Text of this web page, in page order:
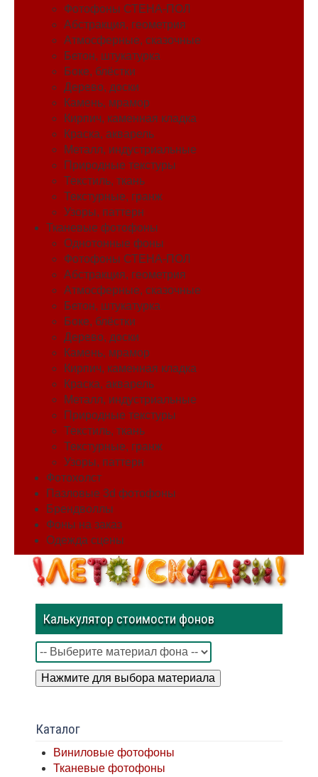
Фотофоны СТЕНА-ПОЛ
Абстракция, геометрия
Атмосферные, сказочные
Бетон, штукатурка
Боке, блёстки
Дерево, доски
Камень, мрамор
Кирпич, каменная кладка
Краска, акварель
Металл, индустриальные
Природные текстуры
Текстиль, ткань
Текстурные, гранж
Узоры, паттерн
Тканевые фотофоны
Однотонные фоны
Фотофоны СТЕНА-ПОЛ
Абстракция, геометрия
Атмосферные, сказочные
Бетон, штукатурка
Боке, блёстки
Дерево, доски
Камень, мрамор
Кирпич, каменная кладка
Краска, акварель
Металл, индустриальные
Природные текстуры
Текстиль, ткань
Текстурные, гранж
Узоры, паттерн
Фотохолст
Пазловые 3d фотофоны
Брендволлы
Фоны на заказ
Одежда сцены
Калькулятор стоимости фонов
Нажмите для выбора материала
Каталог
Виниловые фотофоны
Тканевые фотофоны